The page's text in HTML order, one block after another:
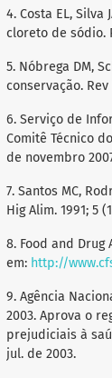
4. Costa EL,
cloreto de sódio.
5. Nóbrega DM,
conservação. Rev
6. Serviço de
Comitê Técnico
de novembro
7. Santos MC,
Hig Alim. 1991; 5
8. Food and Drug
em: http://
9. Agência
2003. Aprova o
prejudiciais à
jul. de 2003.